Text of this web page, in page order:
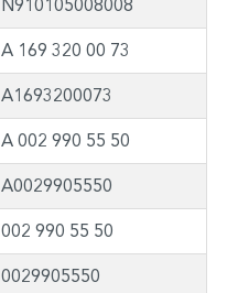
N910105008008
A 169 320 00 73
A1693200073
A 002 990 55 50
A0029905550
002 990 55 50
0029905550